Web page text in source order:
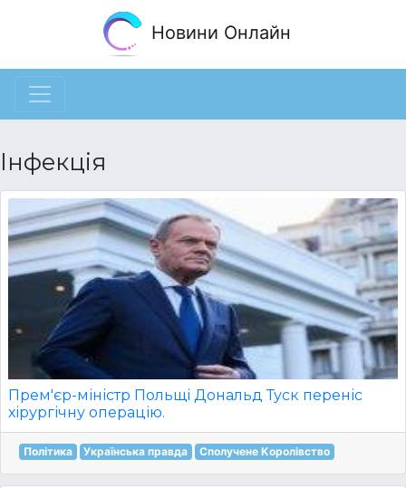
Новини Онлайн
Інфекція
Прем'єр-міністр Польщі Дональд Туск переніс
хірургічну операцію.
Політика Українська правда Сполучене Королівство